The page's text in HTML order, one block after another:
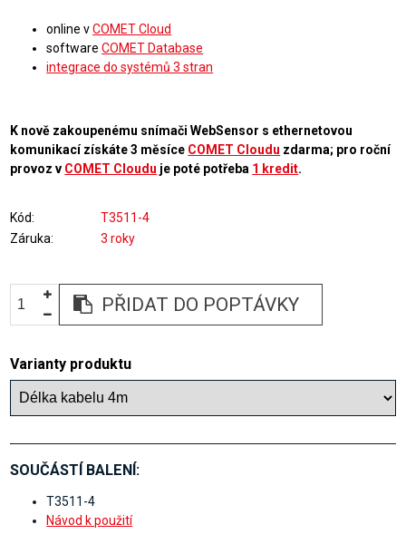
online vCOMET Cloud
softwareCOMET Database
integrace do systémů 3 stran
K nově zakoupenému snímači WebSensor s ethernetovou
komunikací získáte 3 měsíce COMET Cloudu zdarma; pro roční
provoz v COMET Cloudu je poté potřeba 1 kredit.
Kód
T3511-4
Záruka
3 roky
PŘIDAT DO POPTÁVKY
Varianty produktu
SOUČÁSTÍ BALENÍ:
T3511-4
Návod k použití